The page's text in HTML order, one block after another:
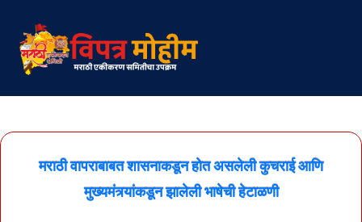
मराठी वापराबाबत शासनाकडून होत असलेली कुचराई आणि
मुख्यमंत्र्यांकडून झालेली भाषेची हेटाळणी